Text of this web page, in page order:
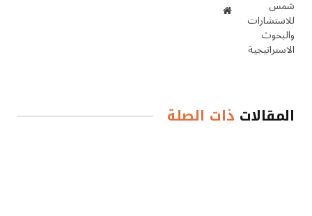
موقع
المقالات ذات الصلة